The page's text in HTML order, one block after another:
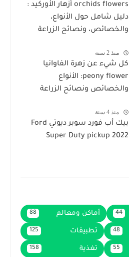
orchids flowers أزهار الأوركيد :
دليل شامل حول الأنواع،
والخصائص، ونصائح الزراعة
منذ 2 سنة
كل شيء عن زهرة الفاوانيا
peony flower: الأنواع
والخصائص ونصائح الزراعة
منذ 4 سنة
بيك أب فورد سوبر ديوتي Ford
Super Duty pickup 2022
44 أماكن ومعالم 88
48 تطبيقات 125
55 تغذية 158